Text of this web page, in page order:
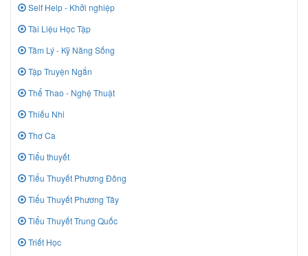
Self Help - Khởi nghiệp
Tài Liệu Học Tập
Tâm Lý - Kỹ Năng Sống
Tập Truyện Ngắn
Thể Thao - Nghệ Thuật
Thiếu Nhi
Thơ Ca
Tiểu thuyết
Tiểu Thuyết Phương Đông
Tiểu Thuyết Phương Tây
Tiểu Thuyết Trung Quốc
Triết Học